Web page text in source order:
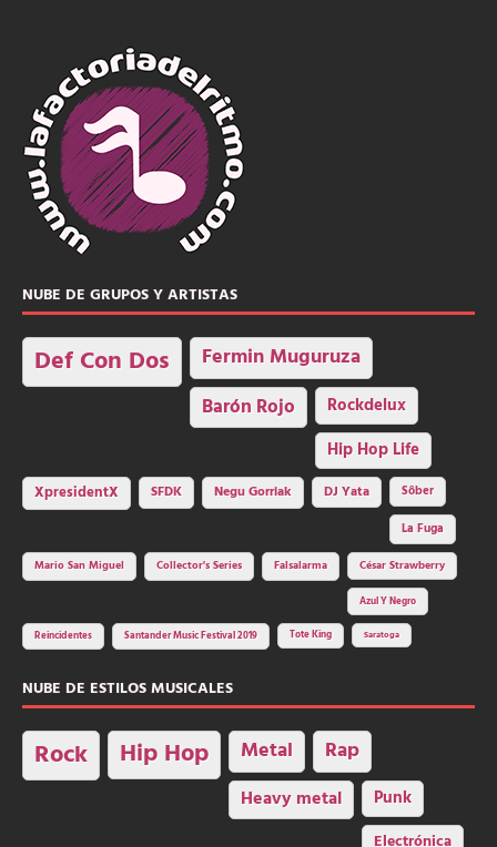
NUBE DE GRUPOS Y ARTISTAS
Def Con Dos Fermin Muguruza
Barón Rojo Rockdelux
Hip Hop Life
XpresidentX SFDK Negu Gorriak DJ Yata
Sôber
La Fuga
Mario San Miguel
Collector's Series Falsalarma César Strawberry
Azul Y Negro
Reincidentes Santander Music Festival 2019 Tote King Saratoga
NUBE DE ESTILOS MUSICALES
Rock Hip Hop Metal Rap
Heavy metal Punk